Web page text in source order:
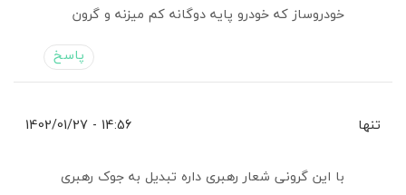
خودروساز که خودرو پایه دوگانه کم میزنه و گرون
پاسخ
تنها 14:56 - 1402/01/27
با این گرونی شعار رهبری داره تبدیل به جوک رهبری